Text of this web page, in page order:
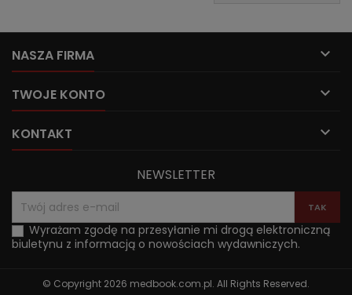
NASZA FIRMA 
TWOJE KONTO 
KONTAKT 
NEWSLETTER
Wyrażam zgodę na przesyłanie mi drogą elektroniczną
biuletynu z informacją o nowościach wydawniczych.
© Copyright 2026 medbook.com.pl. All Rights Reserved.